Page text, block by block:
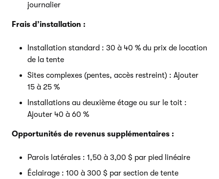
journalier
Frais d’installation :
Installation standard : 30 à 40 % du prix de location
de la tente
Sites complexes (pentes, accès restreint) : Ajouter
15 à 25 %
Installations au deuxième étage ou sur le toit :
Ajouter 40 à 60 %
Opportunités de revenus supplémentaires :
Parois latérales : 1,50 à 3,00 $ par pied linéaire
Éclairage : 100 à 300 $ par section de tente